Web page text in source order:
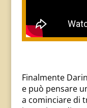
Finalmente
e può pensare
a cominciare di